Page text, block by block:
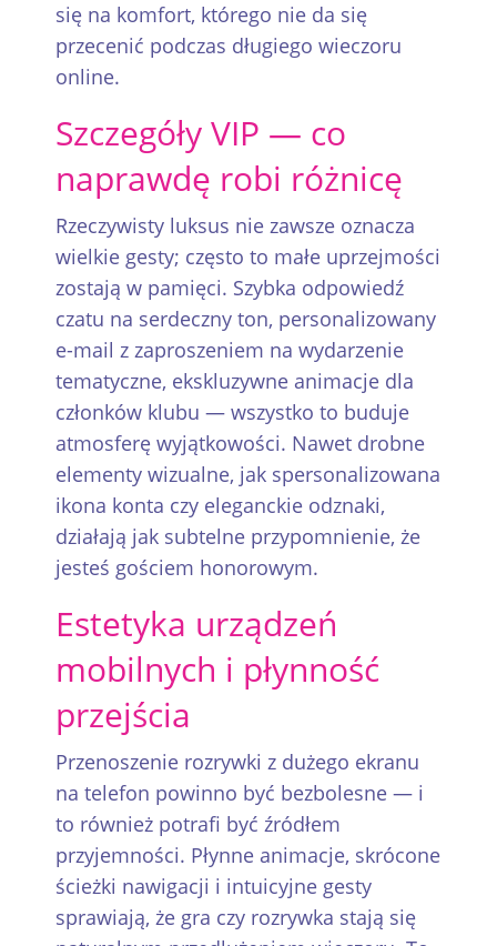
się na komfort, którego nie da się
przecenić podczas długiego wieczoru
online.
Szczegóły VIP — co
naprawdę robi różnicę
Rzeczywisty luksus nie zawsze oznacza
wielkie gesty; często to małe uprzejmości
zostają w pamięci. Szybka odpowiedź
czatu na serdeczny ton, personalizowany
e-mail z zaproszeniem na wydarzenie
tematyczne, ekskluzywne animacje dla
członków klubu — wszystko to buduje
atmosferę wyjątkowości. Nawet drobne
elementy wizualne, jak spersonalizowana
ikona konta czy eleganckie odznaki,
działają jak subtelne przypomnienie, że
jesteś gościem honorowym.
Estetyka urządzeń
mobilnych i płynność
przejścia
Przenoszenie rozrywki z dużego ekranu
na telefon powinno być bezbolesne — i
to również potrafi być źródłem
przyjemności. Płynne animacje, skrócone
ścieżki nawigacji i intuicyjne gesty
sprawiają, że gra czy rozrywka stają się